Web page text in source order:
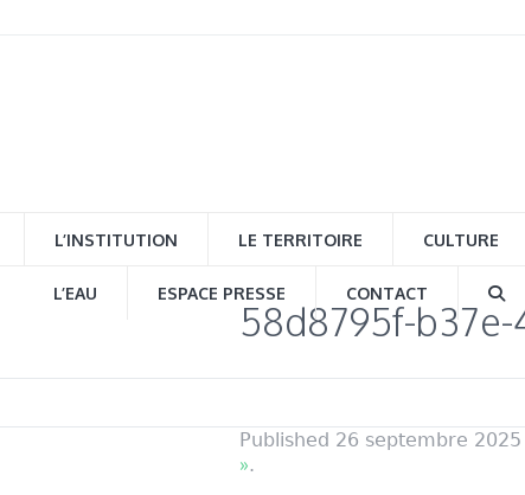
L’INSTITUTION LE TERRITOIRE CULTURE
L’EAU ESPACE PRESSE CONTACT
58d8795f-
Published 26 septembre 2025
».